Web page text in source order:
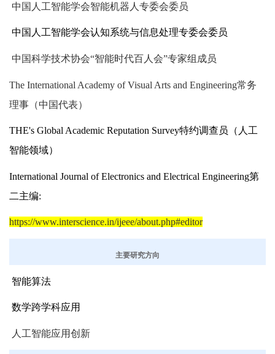
中国人工智能学会智能机器人专委会委员
中国人工智能学会认知系统与信息处理专委会委员
中国科学技术协会“智能时代百人会”专家组成员
The International Academy of Visual Arts and Engineering常务
理事（中国代表）
THE's Global Academic Reputation Survey特约调查员（人工
智能领域）
International Journal of Electronics and Electrical Engineering第
二主编:
https://www.interscience.in/ijeee/about.php#editor
主要研究方向
智能算法
数学跨学科应用
人工智能应用创新